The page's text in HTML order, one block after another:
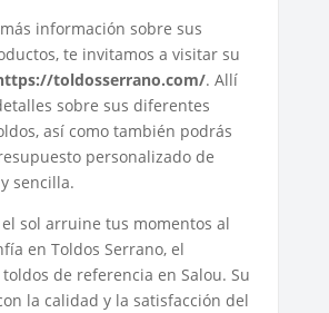
información sobre sus
te invitamos a visitar su
toldosserrano.com/. Allí
sobre sus diferentes
así como también podrás
personalizado de
sencilla.
sol arruine tus momentos al
en Toldos Serrano, el
de referencia en Salou. Su
la calidad y la satisfacción del